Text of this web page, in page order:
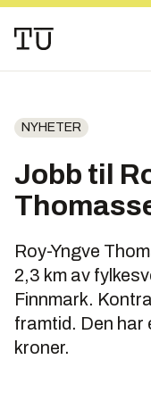
NYHETER
Jobb til
Roy-Yngve
2,3 km av
Finnmark.
framtid. Den har
kroner.